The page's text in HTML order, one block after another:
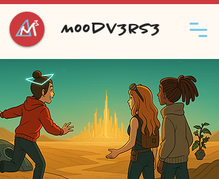
Moodv3rs3